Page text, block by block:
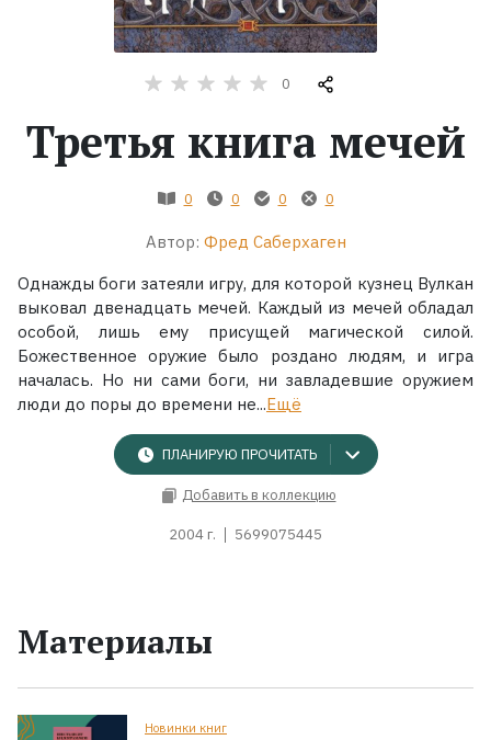
Экранизации
0
Третья книга мечей
0 0 0 0
Автор: Фред Саберхаген
Однажды боги затеяли игру, для которой кузнец Вулкан
выковал двенадцать мечей. Каждый из мечей обладал
особой, лишь ему присущей магической силой.
Божественное оружие было роздано людям, и игра
началась. Но ни сами боги, ни завладевшие оружием
люди до поры до времени не...Ещё
ПЛАНИРУЮ ПРОЧИТАТЬ
Добавить в коллекцию
2004 г. 5699075445
Материалы
Новинки книг